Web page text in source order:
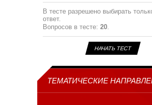
В тесте разрешено выбирать
ответ.
Вопросов в тесте: 20.
ТЕМАТИЧЕСКИЕ